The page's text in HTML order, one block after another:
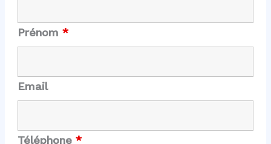
Prénom *
Email
Téléphone *